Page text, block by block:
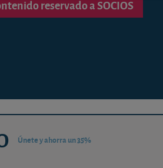
reservado a SOCIOS
Únete y ahorra un 35%